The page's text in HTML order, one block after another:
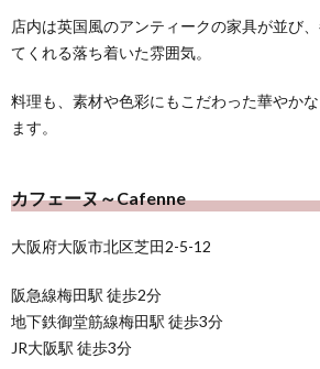
店内は英国風のアンティークの家具が並び
てくれる落ち着いた雰囲気。
料理も、素材や色彩にもこだわった華やか
ます。
カフェーヌ～Cafenne
大阪府大阪市北区芝田2-5-12
阪急線梅田駅 徒歩2分
地下鉄御堂筋線梅田駅 徒歩3分
JR大阪駅 徒歩3分